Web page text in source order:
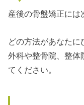
産後の骨盤矯正には
どの方法があなた
外科や整骨院、整体
てください。